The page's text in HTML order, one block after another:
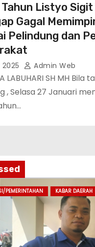
Listyo
Gagal
Pelindung dan
2025 Admin Web
LABUHARI SH MH Bila
, Selasa 27 Januari
PEMERINTAHAN KABAR DAERAH